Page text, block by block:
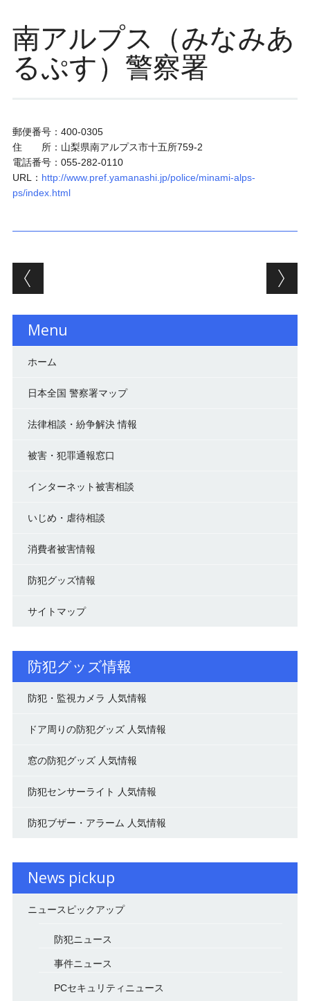
南アルプス（みなみあ
るぷす）警察署
郵便番号：400-0305
住 所：山梨県南アルプス市十五所759-2
電話番号：055-282-0110
URL： http://www.pref.yamanashi.jp/police/minami-alps-
ps/index.html
投稿ナビゲーション
Menu
ホーム
日本全国 警察署マップ
法律相談・紛争解決 情報
被害・犯罪通報窓口
インターネット被害相談
いじめ・虐待相談
消費者被害情報
防犯グッズ情報
サイトマップ
防犯グッズ情報
防犯・監視カメラ 人気情報
ドア周りの防犯グッズ 人気情報
窓の防犯グッズ 人気情報
防犯センサーライト 人気情報
防犯ブザー・アラーム 人気情報
News pickup
ニュースピックアップ
防犯ニュース
事件ニュース
PCセキュリティニュース